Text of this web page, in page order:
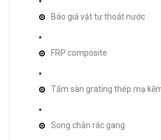
Báo giá vật tư thoát nước
FRP composite
Tấm sàn grating thép mạ
Song chắn rác gang